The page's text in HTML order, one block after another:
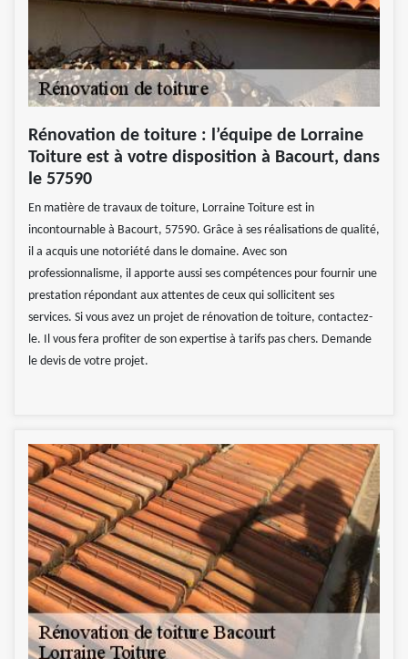
Rénovation de toiture : l’équipe de Lorraine
Toiture est à votre disposition à Bacourt, dans
le 57590
En matière de travaux de toiture, Lorraine Toiture est in
incontournable à Bacourt, 57590. Grâce à ses réalisations de qualité,
il a acquis une notoriété dans le domaine. Avec son
professionnalisme, il apporte aussi ses compétences pour fournir une
prestation répondant aux attentes de ceux qui sollicitent ses
services. Si vous avez un projet de rénovation de toiture, contactez-
le. Il vous fera profiter de son expertise à tarifs pas chers. Demande
le devis de votre projet.